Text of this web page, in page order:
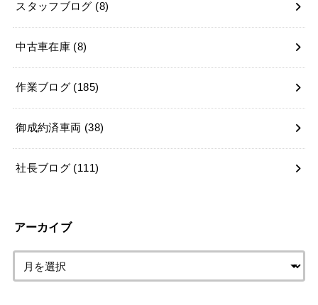
スタッフブログ (8)
中古車在庫 (8)
作業ブログ (185)
御成約済車両 (38)
社長ブログ (111)
アーカイブ